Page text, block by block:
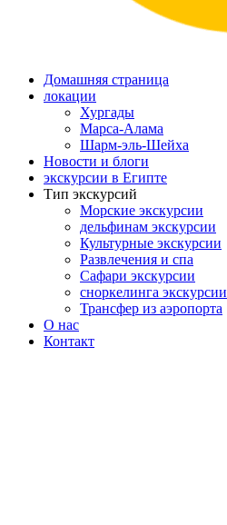
Домашняя страница
локации
Хургады
Марса-Алама
Шарм-эль-Шейха
Новости и блоги
экскурсии в Египте
Тип экскурсий
Морские экскурсии
дельфинам экскурсии
Культурные экскурсии
Развлечения и спа
Сафари экскурсии
сноркелинга экскурсии
Трансфер из аэропорта
О нас
Контакт